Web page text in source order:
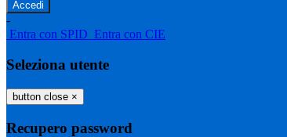
-
Entra con SPID Entra con CIE
Seleziona utente
button close ×
Recupero password